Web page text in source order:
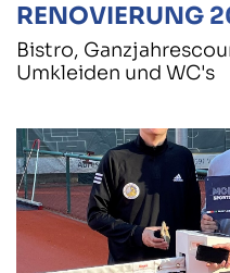
RENOVIERUNG
Bistro,
Umkleiden und WC's